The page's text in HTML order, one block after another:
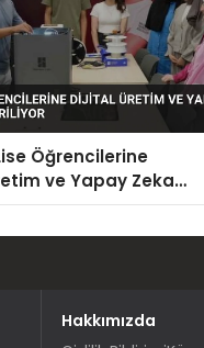
Öğrencilerine
ve Yapay Zeka
Hakkımızda